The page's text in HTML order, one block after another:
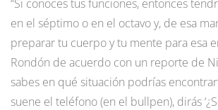
“Si conoces tus funciones, entonces
en el séptimo o en el octavo y, de esa
preparar tu cuerpo y tu mente para esa
Rondón de acuerdo con un reporte de
sabes en qué situación podrías
suene el teléfono (en el bullpen), dirás